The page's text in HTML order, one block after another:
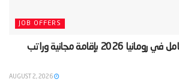
JOB OFFERS
‫برنامج تطوع ممول بالكامل في رومانيا 2026 بإقامة مجانية وراتب